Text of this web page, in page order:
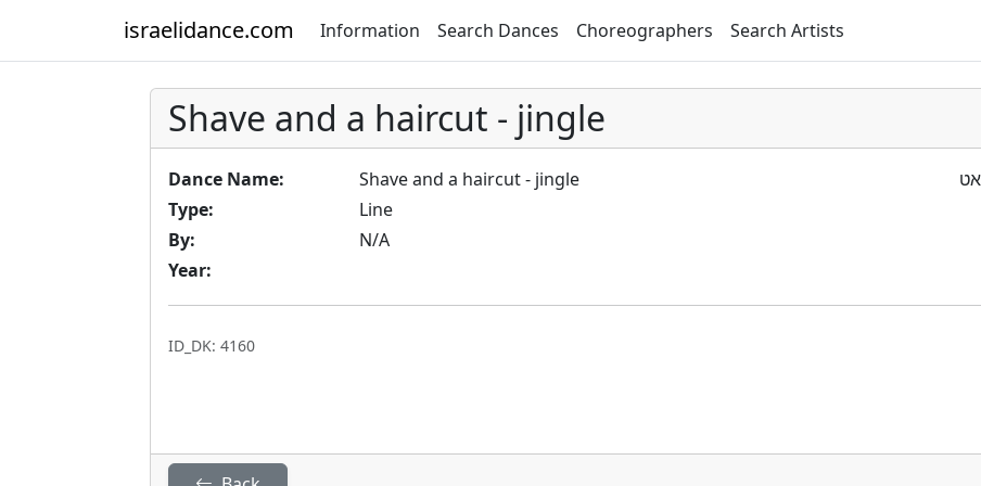
israelidance.com Information Search Dances Choreographers Search Artists
Shave and a haircut - jingle
Dance Name:
Shave and a haircut - jingle
Type:
Line
By:
N/A
Year:
ID_DK: 4160